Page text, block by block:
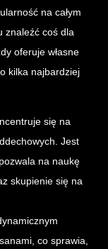
na całym
znaleźć coś dla
oferuje własne
kilka najbardziej
się na
Jest
na naukę
skupienie się na
co sprawia,